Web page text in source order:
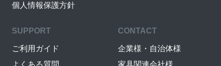
個人情報保護方針
SUPPORT
ご利用ガイド
よくある質問
CONTACT
企業様・自治体様
家具関連会社様